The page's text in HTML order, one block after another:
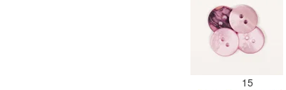
15